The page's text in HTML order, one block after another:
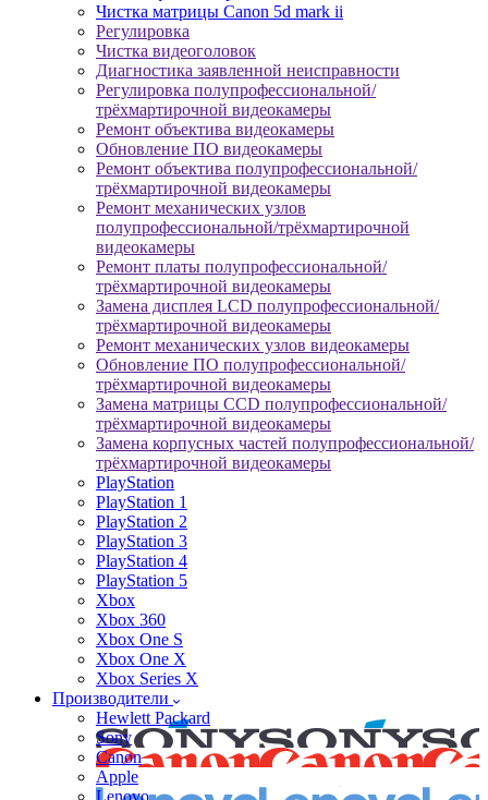
Чистка матрицы Canon 5d mark ii
Регулировка
Чистка видеоголовок
Диагностика заявленной неисправности
Регулировка полупрофессиональной/
трёхмартирочной видеокамеры
Ремонт объектива видеокамеры
Обновление ПО видеокамеры
Ремонт объектива полупрофессиональной/
трёхмартирочной видеокамеры
Ремонт механических узлов
полупрофессиональной/трёхмартирочной
видеокамеры
Ремонт платы полупрофессиональной/
трёхмартирочной видеокамеры
Замена дисплея LCD полупрофессиональной/
трёхмартирочной видеокамеры
Ремонт механических узлов видеокамеры
Обновление ПО полупрофессиональной/
трёхмартирочной видеокамеры
Замена матрицы CCD полупрофессиональной/
трёхмартирочной видеокамеры
Замена корпусных частей полупрофессиональной/
трёхмартирочной видеокамеры
PlayStation
PlayStation 1
PlayStation 2
PlayStation 3
PlayStation 4
PlayStation 5
Xbox
Xbox 360
Xbox One S
Xbox One X
Xbox Series X
Производители
Hewlett Packard
Sony
Canon
Apple
Lenovo